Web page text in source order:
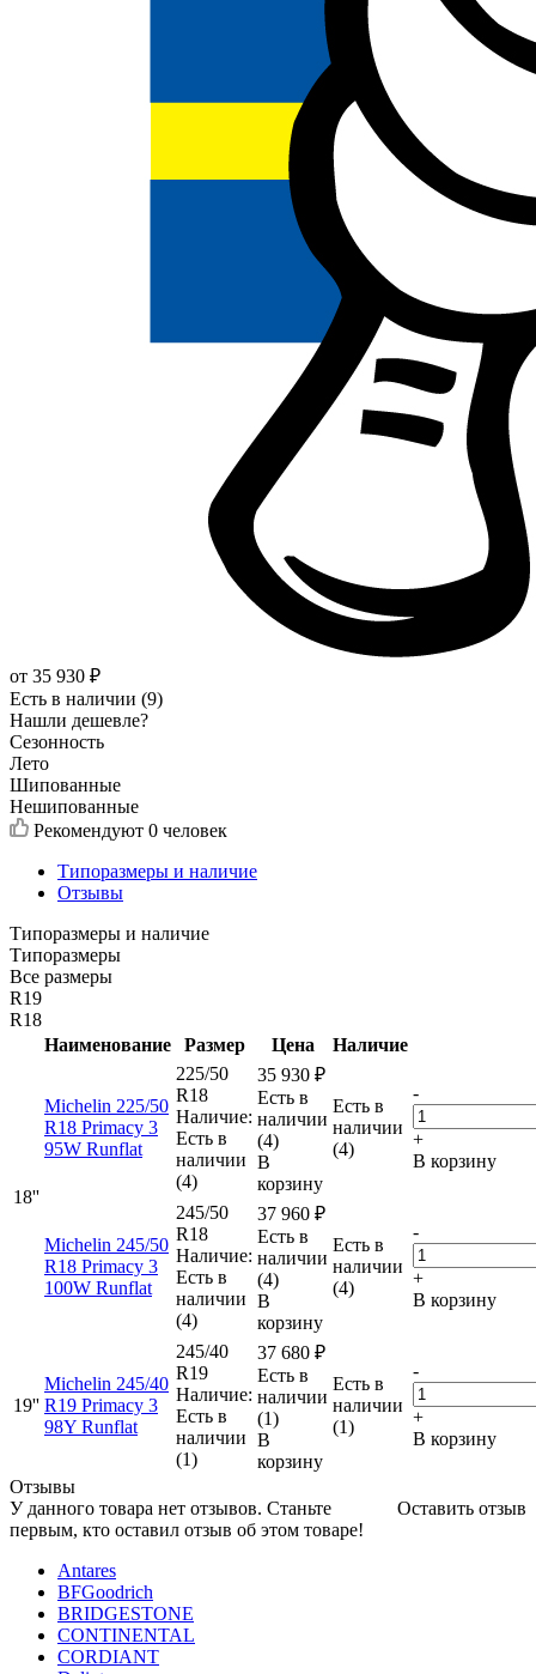
от 35 930 ₽
Есть в наличии (9)
Нашли дешевле?
Сезонность
Лето
Шипованные
Нешипованные
Рекомендуют 0 человек
Типоразмеры и наличие
Отзывы
Типоразмеры и наличие
Типоразмеры
Все размеры
R19
R18
Наименование
Размер Цена Наличие
18''
Michelin 225/50
R18 Primacy 3
95W Runflat
225/50
R18
Наличие:
Есть в
наличии
(4)
35 930 ₽
Есть в
наличии
(4)
В
корзину
Есть в
наличии
(4)
-
+
В корзину
Michelin 245/50
R18 Primacy 3
100W Runflat
245/50
R18
Наличие:
Есть в
наличии
(4)
37 960 ₽
Есть в
наличии
(4)
В
корзину
Есть в
наличии
(4)
-
+
В корзину
19''
Michelin 245/40
R19 Primacy 3
98Y Runflat
245/40
R19
Наличие:
Есть в
наличии
(1)
37 680 ₽
Есть в
наличии
(1)
В
корзину
Есть в
наличии
(1)
-
+
В корзину
Отзывы
Оставить отзыв
У данного товара нет отзывов. Станьте
первым, кто оставил отзыв об этом товаре!
Antares
BFGoodrich
BRIDGESTONE
CONTINENTAL
CORDIANT